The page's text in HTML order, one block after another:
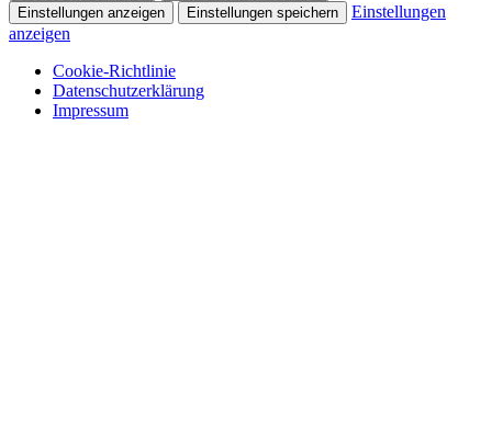
Einstellungen anzeigen
Einstellungen speichern
Einstellungen
anzeigen
Cookie-Richtlinie
Datenschutzerklärung
Impressum